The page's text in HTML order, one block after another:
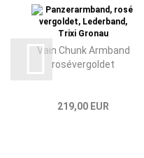
Vain Chunk Armband
rosévergoldet
219,00 EUR